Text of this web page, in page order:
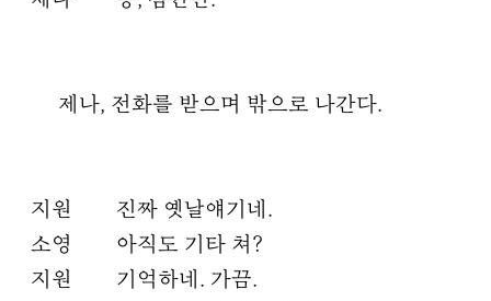
제나, 전화를 받으며 밖으로 나간다.
지원
진짜 옛날얘기네.
소영
아직도 기타 쳐?
지원
기억하네. 가끔.